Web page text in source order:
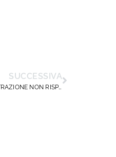
SUCCESSIVA
FASCE DI COMPLESSITÀ: L’AMMINISTRAZIONE NON RISPETTA GLI IMPEGNI E VIOLA IL CONTRATTO